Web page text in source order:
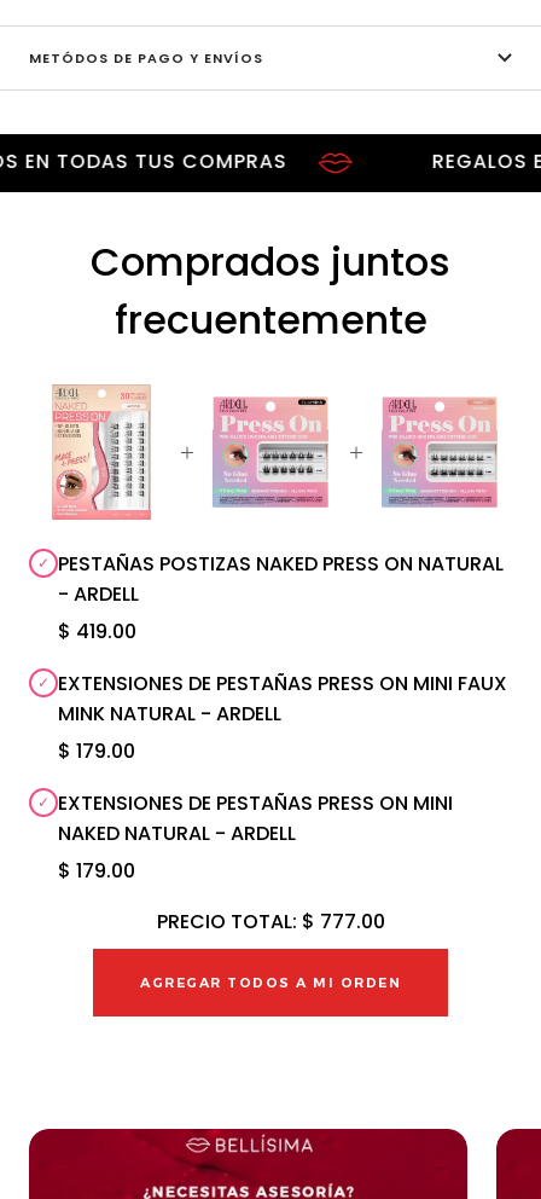
METÓDOS DE PAGO Y ENVÍOS
TODAS TUS COMPRAS REGALOS EN
Comprados juntos
frecuentemente
PESTAÑAS POSTIZAS NAKED PRESS ON NATURAL
- ARDELL
$ 419.00
EXTENSIONES DE PESTAÑAS PRESS ON MINI FAUX
MINK NATURAL - ARDELL
$ 179.00
EXTENSIONES DE PESTAÑAS PRESS ON MINI
NAKED NATURAL - ARDELL
$ 179.00
PRECIO TOTAL: $ 777.00
AGREGAR TODOS A MI ORDEN